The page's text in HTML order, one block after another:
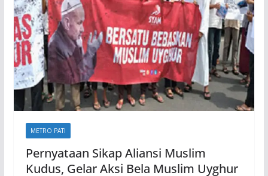
METRO PATI
Pernyataan Sikap Aliansi Muslim
Kudus, Gelar Aksi Bela Muslim Uyghur